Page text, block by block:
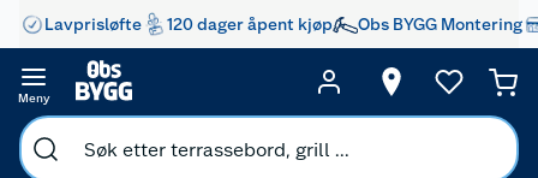
Lavprisløfte 120 dager åpent kjøp Obs BYGG Montering
Meny